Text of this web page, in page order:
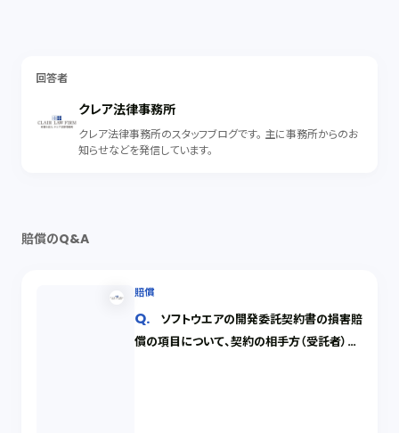
回答者
クレア法律事務所
クレア法律事務所のスタッフブログです。 主に事務所からのお
知らせなどを発信しています。
賠償のQ&A
賠償
ソフトウエアの開発委託契約書の損害賠
償の項目について、契約の相手方（受託者）か